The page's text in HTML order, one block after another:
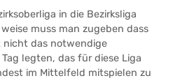
in die Bezirksliga
muss man zugeben dass
nicht das notwendige
legten, das für diese Liga
im Mittelfeld mitspielen zu